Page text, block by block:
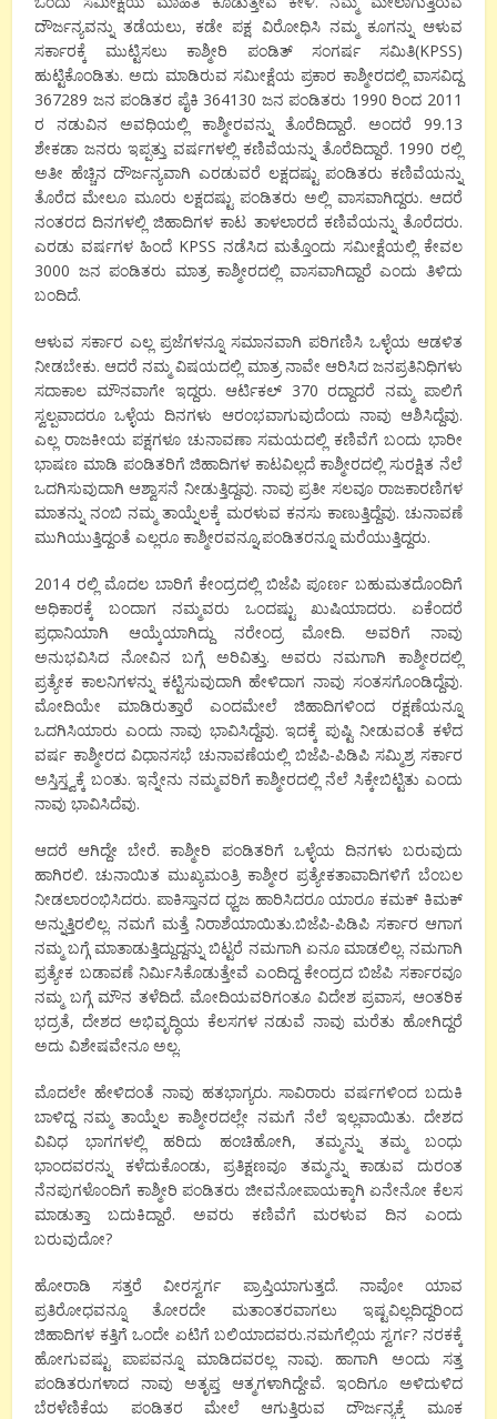
ದೌರ್ಜನ್ಯವನ್ನು ತಡೆಯಲು, ಕಡೇ ಪಕ್ಷ ವಿರೋಧಿಸಿ ನಮ್ಮ ಕೂಗನ್ನು ಆಳುವ
ಸರ್ಕಾರಕ್ಕೆ ಮುಟ್ಟಿಸಲು ಕಾಶ್ಮೀರಿ ಪಂಡಿತ್ ಸಂಗರ್ಷ ಸಮಿತಿ(KPSS)
ಹುಟ್ಟಿಕೊಂಡಿತು. ಅದು ಮಾಡಿರುವ ಸಮೀಕ್ಷೆಯ ಪ್ರಕಾರ ಕಾಶ್ಮೀರದಲ್ಲಿ ವಾಸವಿದ್ದ
367289 ಜನ ಪಂಡಿತರ ಪೈಕಿ 364130 ಜನ ಪಂಡಿತರು 1990 ರಿಂದ 2011
ರ ನಡುವಿನ ಅವಧಿಯಲ್ಲಿ ಕಾಶ್ಮೀರವನ್ನು ತೊರೆದಿದ್ದಾರೆ. ಅಂದರೆ 99.13
ಶೇಕಡಾ ಜನರು ಇಪ್ಪತ್ತು ವರ್ಷಗಳಲ್ಲಿ ಕಣಿವೆಯನ್ನು ತೊರೆದಿದ್ದಾರೆ. 1990 ರಲ್ಲಿ
ಅತೀ ಹೆಚ್ಚಿನ ದೌರ್ಜನ್ಯವಾಗಿ ಎರಡುವರೆ ಲಕ್ಷದಷ್ಟು ಪಂಡಿತರು ಕಣಿವೆಯನ್ನು
ತೊರೆದ ಮೇಲೂ ಮೂರು ಲಕ್ಷದಷ್ಟು ಪಂಡಿತರು ಅಲ್ಲಿ ವಾಸವಾಗಿದ್ದರು. ಆದರೆ
ನಂತರದ ದಿನಗಳಲ್ಲಿ ಜಿಹಾದಿಗಳ ಕಾಟ ತಾಳಲಾರದೆ ಕಣಿವೆಯನ್ನು ತೊರೆದರು.
ಎರಡು ವರ್ಷಗಳ ಹಿಂದೆ KPSS ನಡೆಸಿದ ಮತ್ತೊಂದು ಸಮೀಕ್ಷೆಯಲ್ಲಿ ಕೇವಲ
3000 ಜನ ಪಂಡಿತರು ಮಾತ್ರ ಕಾಶ್ಮೀರದಲ್ಲಿ ವಾಸವಾಗಿದ್ದಾರೆ ಎಂದು ತಿಳಿದು
ಬಂದಿದೆ.
ಆಳುವ ಸರ್ಕಾರ ಎಲ್ಲ ಪ್ರಜೆಗಳನ್ನೂ ಸಮಾನವಾಗಿ ಪರಿಗಣಿಸಿ ಒಳ್ಳೆಯ ಆಡಳಿತ
ನೀಡಬೇಕು. ಆದರೆ ನಮ್ಮ ವಿಷಯದಲ್ಲಿ ಮಾತ್ರ ನಾವೇ ಆರಿಸಿದ ಜನಪ್ರತಿನಿಧಿಗಳು
ಸದಾಕಾಲ ಮೌನವಾಗೇ ಇದ್ದರು. ಆರ್ಟಿಕಲ್ 370 ರದ್ದಾದರೆ ನಮ್ಮ ಪಾಲಿಗೆ
ಸ್ವಲ್ಪವಾದರೂ ಒಳ್ಳೆಯ ದಿನಗಳು ಆರಂಭವಾಗುವುದೆಂದು ನಾವು ಆಶಿಸಿದ್ದೆವು.
ಎಲ್ಲ ರಾಜಕೀಯ ಪಕ್ಷಗಳೂ ಚುನಾವಣಾ ಸಮಯದಲ್ಲಿ ಕಣಿವೆಗೆ ಬಂದು ಭಾರೀ
ಭಾಷಣ ಮಾಡಿ ಪಂಡಿತರಿಗೆ ಜಿಹಾದಿಗಳ ಕಾಟವಿಲ್ಲದೆ ಕಾಶ್ಮೀರದಲ್ಲಿ ಸುರಕ್ಷಿತ ನೆಲೆ
ಒದಗಿಸುವುದಾಗಿ ಆಶ್ವಾಸನೆ ನೀಡುತ್ತಿದ್ದವು. ನಾವು ಪ್ರತೀ ಸಲವೂ ರಾಜಕಾರಣಿಗಳ
ಮಾತನ್ನು ನಂಬಿ ನಮ್ಮ ತಾಯ್ನೆಲಕ್ಕೆ ಮರಳುವ ಕನಸು ಕಾಣುತ್ತಿದ್ದೆವು. ಚುನಾವಣೆ
ಮುಗಿಯುತ್ತಿದ್ದಂತೆ ಎಲ್ಲರೂ ಕಾಶ್ಮೀರವನ್ನೂ,ಪಂಡಿತರನ್ನೂ ಮರೆಯುತ್ತಿದ್ದರು.
2014 ರಲ್ಲಿ ಮೊದಲ ಬಾರಿಗೆ ಕೇಂದ್ರದಲ್ಲಿ ಬಿಜೆಪಿ ಪೂರ್ಣ ಬಹುಮತದೊಂದಿಗೆ
ಅಧಿಕಾರಕ್ಕೆ ಬಂದಾಗ ನಮ್ಮವರು ಒಂದಷ್ಟು ಖುಷಿಯಾದರು. ಏಕೆಂದರೆ
ಪ್ರಧಾನಿಯಾಗಿ ಆಯ್ಕೆಯಾಗಿದ್ದು ನರೇಂದ್ರ ಮೋದಿ. ಅವರಿಗೆ ನಾವು
ಅನುಭವಿಸಿದ ನೋವಿನ ಬಗ್ಗೆ ಅರಿವಿತ್ತು. ಅವರು ನಮಗಾಗಿ ಕಾಶ್ಮೀರದಲ್ಲಿ
ಪ್ರತ್ಯೇಕ ಕಾಲನಿಗಳನ್ನು ಕಟ್ಟಿಸುವುದಾಗಿ ಹೇಳಿದಾಗ ನಾವು ಸಂತಸಗೊಂಡಿದ್ದೆವು.
ಮೋದಿಯೇ ಮಾಡಿರುತ್ತಾರೆ ಎಂದಮೇಲೆ ಜಿಹಾದಿಗಳಿಂದ ರಕ್ಷಣೆಯನ್ನೂ
ಒದಗಿಸಿಯಾರು ಎಂದು ನಾವು ಭಾವಿಸಿದ್ದೆವು. ಇದಕ್ಕೆ ಪುಷ್ಟಿ ನೀಡುವಂತೆ ಕಳೆದ
ವರ್ಷ ಕಾಶ್ಮೀರದ ವಿಧಾನಸಭೆ ಚುನಾವಣೆಯಲ್ಲಿ ಬಿಜೆಪಿ-ಪಿಡಿಪಿ ಸಮ್ಮಿಶ್ರ ಸರ್ಕಾರ
ಅಸ್ತಿಸ್ತ್ವಕ್ಕೆ ಬಂತು. ಇನ್ನೇನು ನಮ್ಮವರಿಗೆ ಕಾಶ್ಮೀರದಲ್ಲಿ ನೆಲೆ ಸಿಕ್ಕೇಬಿಟ್ಟಿತು ಎಂದು
ನಾವು ಭಾವಿಸಿದೆವು.
ಆದರೆ ಆಗಿದ್ದೇ ಬೇರೆ. ಕಾಶ್ಮೀರಿ ಪಂಡಿತರಿಗೆ ಒಳ್ಳೆಯ ದಿನಗಳು ಬರುವುದು
ಹಾಗಿರಲಿ. ಚುನಾಯಿತ ಮುಖ್ಯಮಂತ್ರಿ ಕಾಶ್ಮೀರ ಪ್ರತ್ಯೇಕತಾವಾದಿಗಳಿಗೆ ಬೆಂಬಲ
ನೀಡಲಾರಂಭಿಸಿದರು. ಪಾಕಿಸ್ತಾನದ ಧ್ವಜ ಹಾರಿಸಿದರೂ ಯಾರೂ ಕಮಕ್ ಕಿಮಕ್
ಅನ್ನುತ್ತಿರಲಿಲ್ಲ. ನಮಗೆ ಮತ್ತೆ ನಿರಾಶೆಯಾಯಿತು.ಬಿಜೆಪಿ-ಪಿಡಿಪಿ ಸರ್ಕಾರ ಆಗಾಗ
ನಮ್ಮ ಬಗ್ಗೆ ಮಾತಾಡುತ್ತಿದ್ದುದ್ದನ್ನು ಬಿಟ್ಟರೆ ನಮಗಾಗಿ ಏನೂ ಮಾಡಲಿಲ್ಲ. ನಮಗಾಗಿ
ಪ್ರತ್ಯೇಕ ಬಡಾವಣೆ ನಿರ್ಮಿಸಿಕೊಡುತ್ತೇವೆ ಎಂದಿದ್ದ ಕೇಂದ್ರದ ಬಿಜೆಪಿ ಸರ್ಕಾರವೂ
ನಮ್ಮ ಬಗ್ಗೆ ಮೌನ ತಳೆದಿದೆ. ಮೋದಿಯವರಿಗಂತೂ ವಿದೇಶ ಪ್ರವಾಸ, ಆಂತರಿಕ
ಭದ್ರತೆ, ದೇಶದ ಅಭಿವೃದ್ಧಿಯ ಕೆಲಸಗಳ ನಡುವೆ ನಾವು ಮರೆತು ಹೋಗಿದ್ದರೆ
ಅದು ವಿಶೇಷವೇನೂ ಅಲ್ಲ.
ಮೊದಲೇ ಹೇಳಿದಂತೆ ನಾವು ಹತಭಾಗ್ಯರು. ಸಾವಿರಾರು ವರ್ಷಗಳಿಂದ ಬದುಕಿ
ಬಾಳಿದ್ದ ನಮ್ಮ ತಾಯ್ನೆಲ ಕಾಶ್ಮೀರದಲ್ಲೇ ನಮಗೆ ನೆಲೆ ಇಲ್ಲವಾಯಿತು. ದೇಶದ
ವಿವಿಧ ಭಾಗಗಳಲ್ಲಿ ಹರಿದು ಹಂಚಿಹೋಗಿ, ತಮ್ಮನ್ನು ತಮ್ಮ ಬಂಧು
ಭಾಂದವರನ್ನು ಕಳೆದುಕೊಂಡು, ಪ್ರತಿಕ್ಷಣವೂ ತಮ್ಮನ್ನು ಕಾಡುವ ದುರಂತ
ನೆನಪುಗಳೊಂದಿಗೆ ಕಾಶ್ಮೀರಿ ಪಂಡಿತರು ಜೀವನೋಪಾಯಕ್ಕಾಗಿ ಏನೇನೋ ಕೆಲಸ
ಮಾಡುತ್ತಾ ಬದುಕಿದ್ದಾರೆ. ಅವರು ಕಣಿವೆಗೆ ಮರಳುವ ದಿನ ಎಂದು
ಬರುವುದೋ?
ಹೋರಾಡಿ ಸತ್ತರೆ ವೀರಸ್ವರ್ಗ ಪ್ರಾಪ್ತಿಯಾಗುತ್ತದೆ. ನಾವೋ ಯಾವ
ಪ್ರತಿರೋಧವನ್ನೂ ತೋರದೇ ಮತಾಂತರವಾಗಲು ಇಷ್ಟವಿಲ್ಲದಿದ್ದರಿಂದ
ಜಿಹಾದಿಗಳ ಕತ್ತಿಗೆ ಒಂದೇ ಏಟಿಗೆ ಬಲಿಯಾದವರು.ನಮಗೆಲ್ಲಿಯ ಸ್ವರ್ಗ? ನರಕಕ್ಕೆ
ಹೋಗುವಷ್ಟು ಪಾಪವನ್ನೂ ಮಾಡಿದವರಲ್ಲ ನಾವು. ಹಾಗಾಗಿ ಅಂದು ಸತ್ತ
ಪಂಡಿತರುಗಳಾದ ನಾವು ಅತೃಪ್ತ ಆತ್ಮಗಳಾಗಿದ್ದೇವೆ. ಇಂದಿಗೂ ಅಳಿದುಳಿದ
ಬೆರಳೆಣಿಕೆಯ ಪಂಡಿತರ ಮೇಲೆ ಆಗುತ್ತಿರುವ ದೌರ್ಜನ್ಯಕ್ಕೆ ಮೂಕ